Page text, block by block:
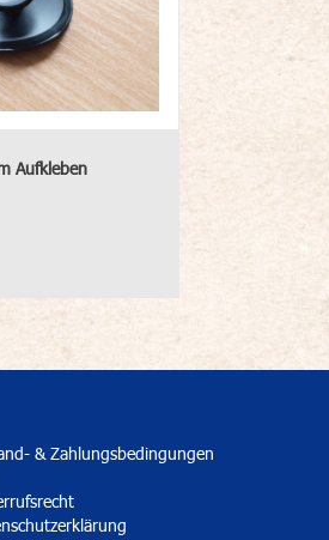
Aufkleben
& Zahlungsbedingungen